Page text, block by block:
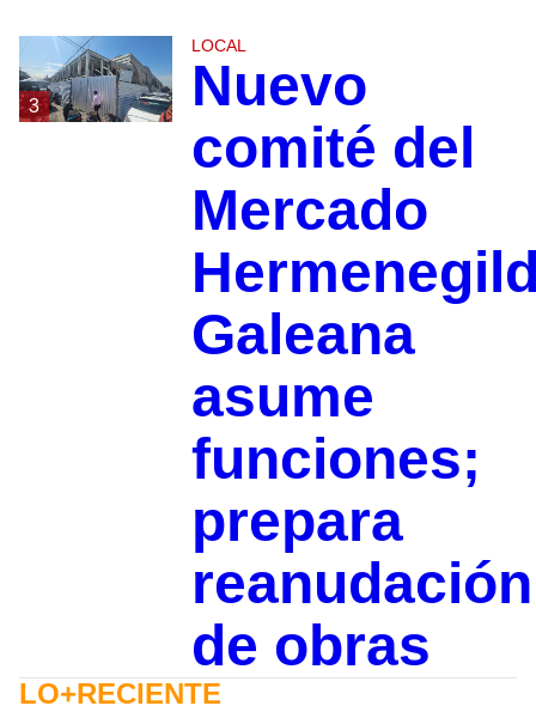
3
LOCAL
Nuevo
comité del
Mercado
Galeana
asume
funciones;
prepara
reanudación
de obras
LO+RECIENTE